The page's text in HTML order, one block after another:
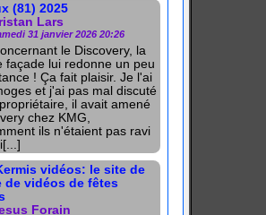
(81) 2025
Lars
31 janvier 2026 20:26
le Discovery, la
façade lui redonne un peu
! Ça fait plaisir. Je l'ai
et j'ai pas mal discuté
il avait amené
chez KMG,
ils n'étaient pas ravi
vidéos: le site de
de vidéos de fêtes
Forain